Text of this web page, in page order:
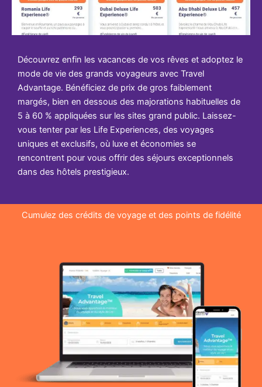
Découvrez enfin les vacances de vos rêves et adoptez le
mode de vie des grands voyageurs avec Travel
Advantage. Bénéficiez de prix de gros faiblement
margés, bien en dessous des majorations habituelles de
5 à 60 % appliquées sur les sites grand public. Laissez-
vous tenter par les Life Experiences, des voyages
uniques et exclusifs, où luxe et économies se
rencontrent pour vous offrir des séjours exceptionnels
dans des hôtels prestigieux.
Cumulez des crédits de voyage et des points de fidélité